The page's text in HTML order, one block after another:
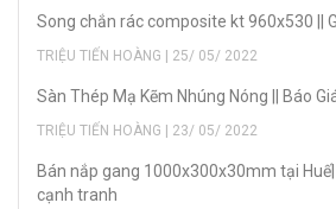
Song chắn rác composite kt 960x530 ||
TRIỆU TIẾN HOÀNG | 25/ 05/ 2022
Sàn Thép Mạ Kẽm Nhúng Nóng || Báo
TRIỆU TIẾN HOÀNG | 23/ 05/ 2022
Bán nắp gang 1000x300x30mm tại Huế|
cạnh tranh